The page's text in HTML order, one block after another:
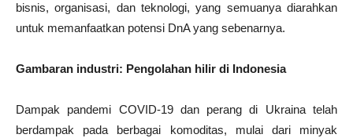
bisnis, organisasi, dan teknologi, yang semuanya diarahkan
untuk memanfaatkan potensi DnA yang sebenarnya.
Gambaran industri: Pengolahan hilir di Indonesia
Dampak pandemi COVID-19 dan perang di Ukraina telah
berdampak pada berbagai komoditas, mulai dari minyak